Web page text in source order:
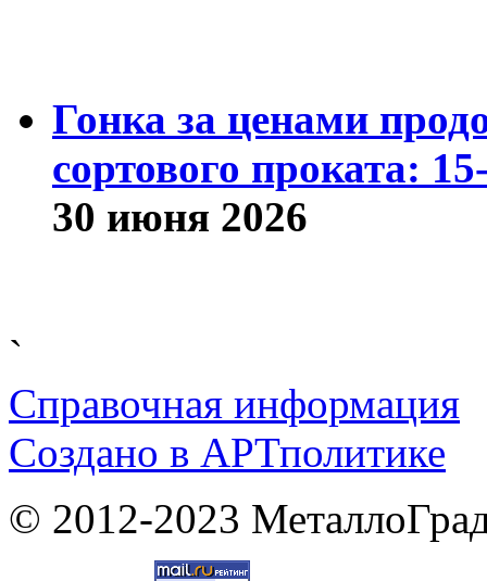
Гонка за ценами
сортового проката:
30 июня 2026
`
Справочная информация
Cоздано в АРТполитике
© 2012-2023